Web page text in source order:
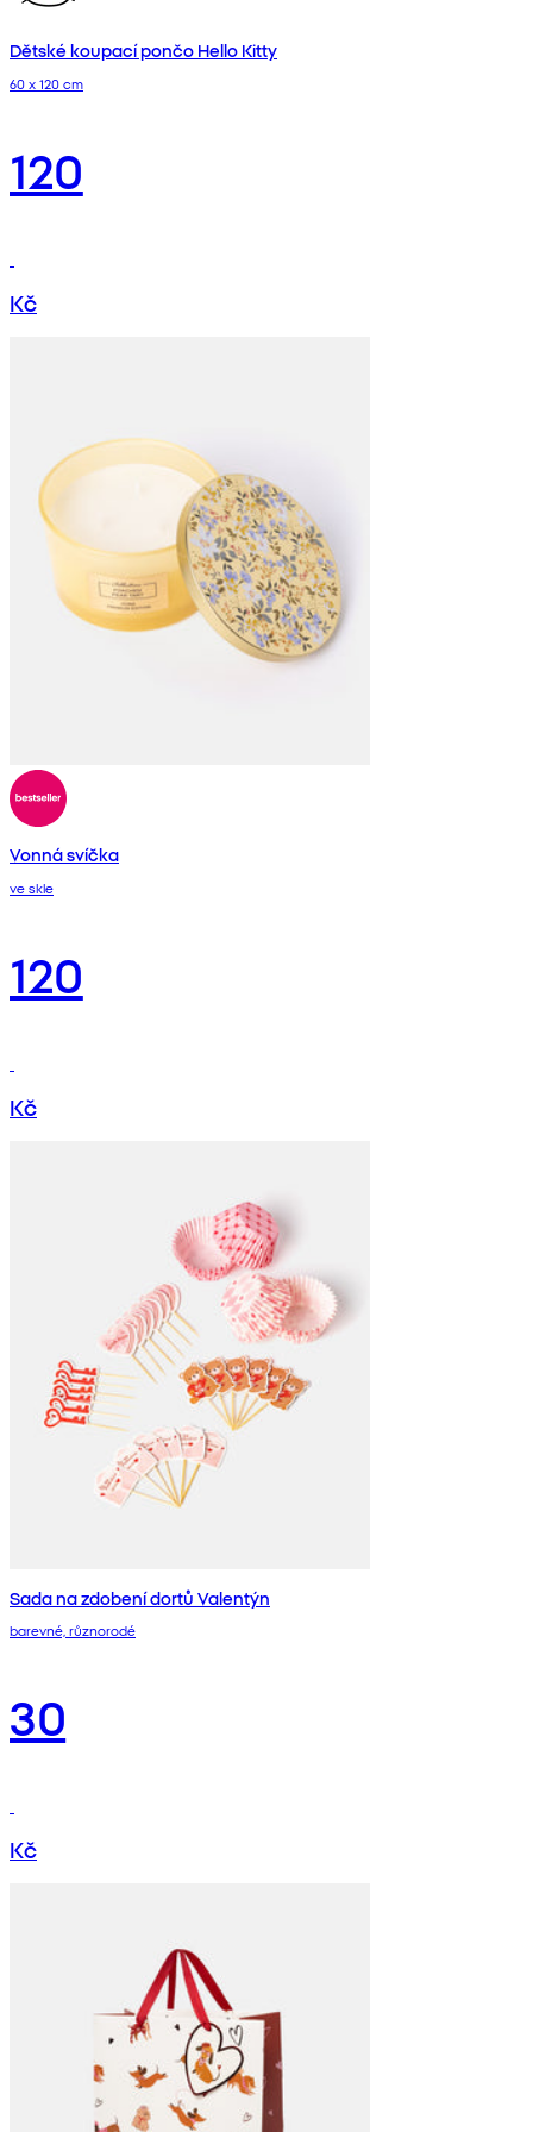
Dětské koupací pončo Hello Kitty
60 x 120 cm
120
Kč
Vonná svíčka
ve skle
120
Kč
Sada na zdobení dortů Valentýn
barevné, různorodé
30
Kč